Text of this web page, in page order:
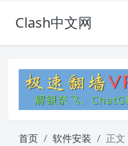
Clash中文网
首页 软件安装 正文